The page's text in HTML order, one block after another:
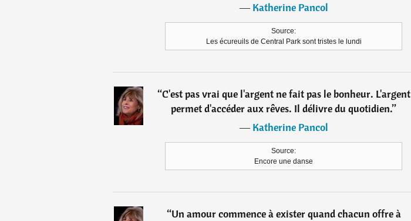
―Katherine Pancol
Source:
Les écureuils de Central Park sont tristes le lundi
“C'est pas vrai que l'argent ne fait pas le bonheur. L'argent
permet d'accéder aux rêves. Il délivre du quotidien.”
―Katherine Pancol
Source:
Encore une danse
“Un amour commence à exister quand chacun offre à